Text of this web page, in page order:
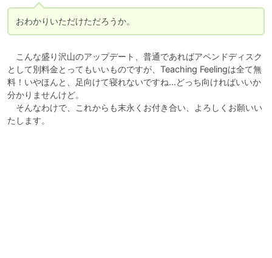
おわかりいただけただろうか。
こんな盛り沢山のアップデート、普通であればアペンドディスク
として別料金とってもいいものですが、Teaching Feelingは全て無
料！いやほんと、足向けて寝れないですね…どっち向ければいいか
分かりませんけど。
そんなわけで、これからも末永くお付き合い、よろしくお願いい
たします。